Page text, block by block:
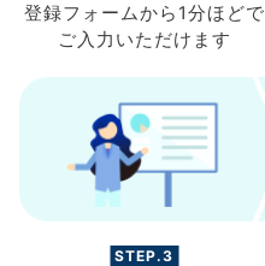
登録フォームから 1分ほどで
ご入力 いただけます
STEP.3